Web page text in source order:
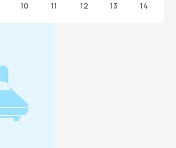
10 11 12 13 14